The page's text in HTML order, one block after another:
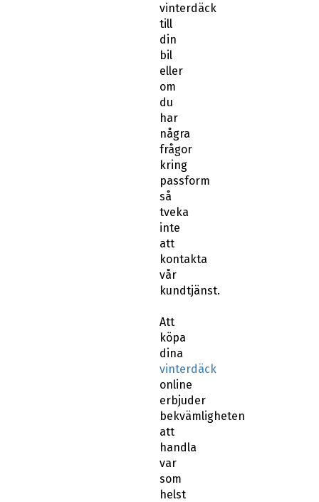
vinterdäck
till
din
bil
eller
om
du
har
några
frågor
kring
passform
så
tveka
inte
att
kontakta
vår
kundtjänst.
Att
köpa
dina
vinterdäck
online
erbjuder
bekvämligheten
att
handla
var
som
helst